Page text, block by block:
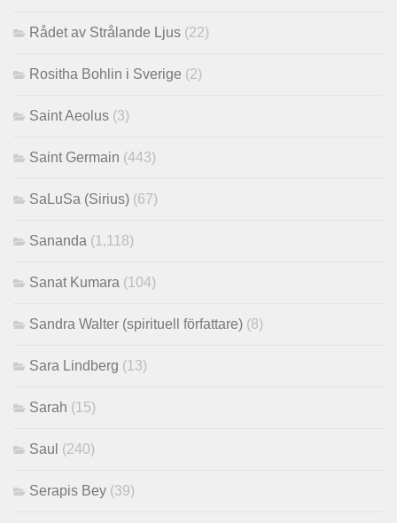
Rådet av Strålande Ljus (22)
Rositha Bohlin i Sverige (2)
Saint Aeolus (3)
Saint Germain (443)
SaLuSa (Sirius) (67)
Sananda (1,118)
Sanat Kumara (104)
Sandra Walter (spirituell författare) (8)
Sara Lindberg (13)
Sarah (15)
Saul (240)
Serapis Bey (39)